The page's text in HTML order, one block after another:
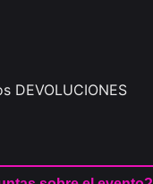
DEVOLUCIONES